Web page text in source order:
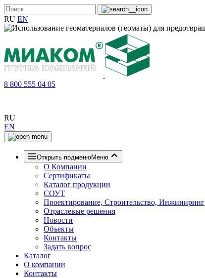
RU EN
8 800 555 04 05
RU
EN
Открыть подменюМеню
О Компании
Сертификаты
Каталог продукции
СОУТ
Проектирование, Строительство, Инжиниринг
Отраслевые решения
Новости
Объекты
Контакты
Задать вопрос
Каталог
О компании
Контакты